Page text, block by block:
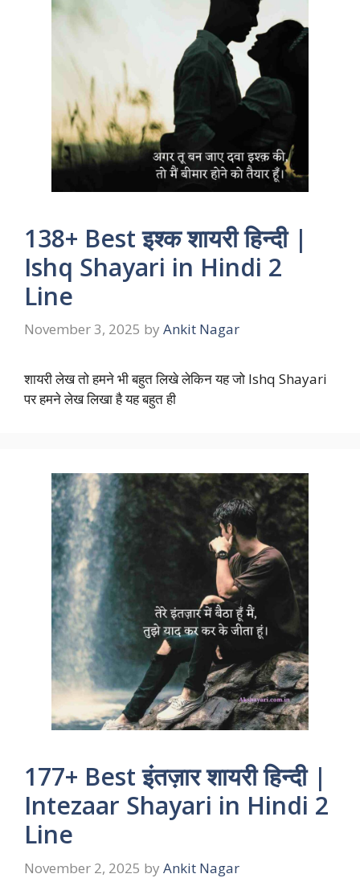
138+ Best इश्क शायरी हिन्दी |
Ishq Shayari in Hindi 2
Line
November 3, 2025 by Ankit Nagar
शायरी लेख तो हमने भी बहुत लिखे लेकिन यह जो Ishq Shayari
पर हमने लेख लिखा है यह बहुत ही
177+ Best इंतज़ार शायरी हिन्दी |
Intezaar Shayari in Hindi 2
Line
November 2, 2025 by Ankit Nagar